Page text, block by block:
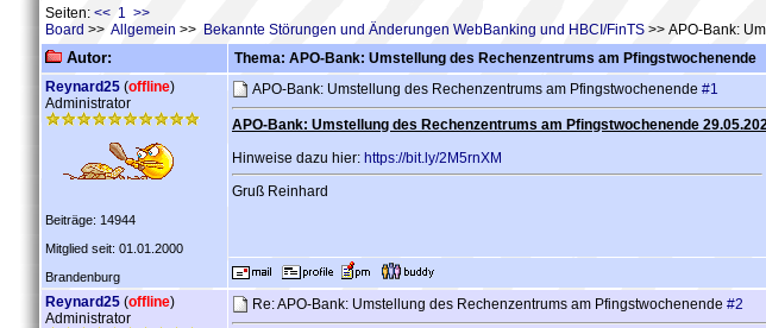
Seiten: << 1 >>
Board >> Allgemein >> Bekannte Störungen und Änderungen WebBanking und HBCI/FinTS >> APO-Bank:
Autor:
Thema: APO-Bank: Umstellung des Rechenzentrums am Pfingstwochenende
Reynard25 (offline)
Administrator
Beiträge: 14944
Mitglied seit: 01.01.2000
Brandenburg
APO-Bank: Umstellung des Rechenzentrums am Pfingstwochenende #1
APO-Bank: Umstellung des Rechenzentrums am Pfingstwochenende
Hinweise dazu hier: https://bit.ly/2M5rnXM
Gruß Reinhard
Reynard25 (offline)
Administrator
Re: APO-Bank: Umstellung des Rechenzentrums am Pfingstwochenende #2